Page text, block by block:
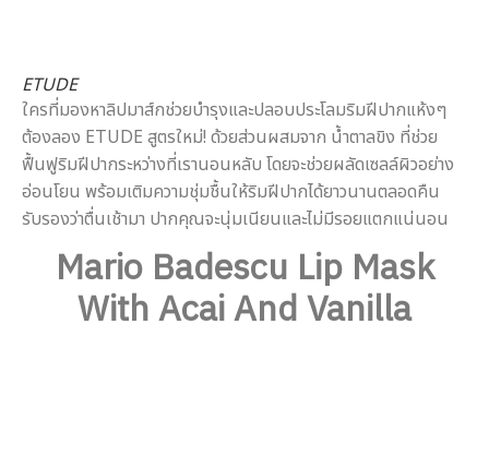
ETUDE
ใครที่มองหาลิปมาส์กช่วยบำรุงและปลอบประโลมริมฝีปากแห้งๆ
ต้องลอง ETUDE สูตรใหม่! ด้วยส่วนผสมจาก น้ำตาลขิง ที่ช่วย
ฟื้นฟูริมฝีปากระหว่างที่เรานอนหลับ โดยจะช่วยผลัดเซลล์ผิวอย่าง
อ่อนโยน พร้อมเติมความชุ่มชื้นให้ริมฝีปากได้ยาวนานตลอดคืน
รับรองว่าตื่นเช้ามา ปากคุณจะนุ่มเนียนและไม่มีรอยแตกแน่นอน
Mario Badescu Lip Mask
With Acai And Vanilla